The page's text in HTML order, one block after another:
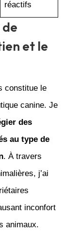
réactifs
et le
constitue le
canine. Je
des
au type de
. À travers
j’ai
inconfort
animaux.